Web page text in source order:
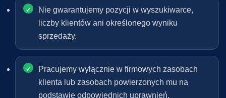
Nie gwarantujemy pozycji w wyszukiwarce,
liczby klientów ani określonego wyniku
sprzedaży.
Pracujemy wyłącznie w firmowych zasobach
klienta lub zasobach powierzonych mu na
podstawie odpowiednich uprawnień.